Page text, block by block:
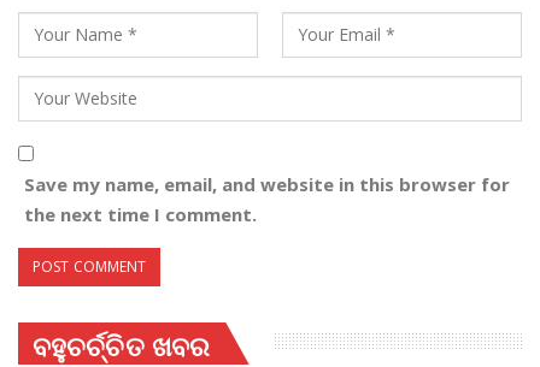
Save my name, email, and website in this browser for
the next time I comment.
ବହୁଚର୍ଚ୍ଚିତ ଖବର